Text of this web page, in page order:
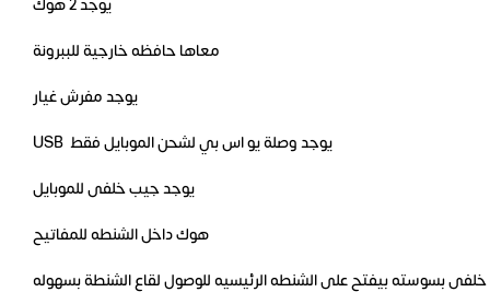
يوجد 2 هوك
معاها حافظه خارجية للببرونة
يوجد مفرش غيار
USB يوجد وصلة يو اس بي لشحن الموبايل فقط
يوجد جيب خلفى للموبايل
هوك داخل الشنطه للمفاتيح
بسوسته بيفتح على الشنطه الرئيسيه للوصول لقاع الشنطة بسهوله